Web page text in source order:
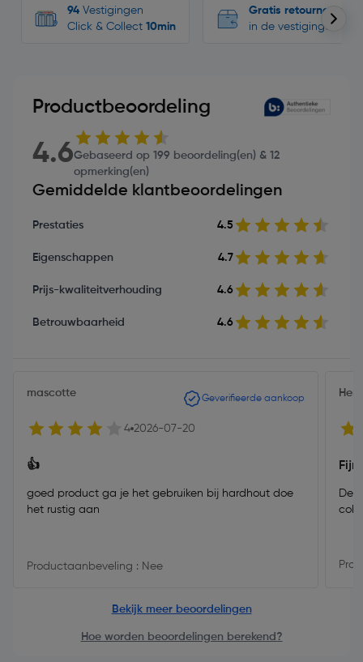
94 Vestigingen
Click & Collect 10min
Gratis retourneren
in de vestigingen
Productbeoordeling
4.6Gebaseerd op 199 beoordeling(en) & 12
opmerking(en)
Gemiddelde klantbeoordelingen
Prestaties 4.5
Eigenschappen 4.7
Prijs-kwaliteitverhouding 4.6
Betrouwbaarheid 4.6
mascotte Geverifieerde aankoop
4 2026-07-20
👍
goed product ga je het gebruiken bij hardhout doe
het rustig aan
Productaanbeveling : Nee
Bekijk meer beoordelingen
Hoe worden beoordelingen berekend?